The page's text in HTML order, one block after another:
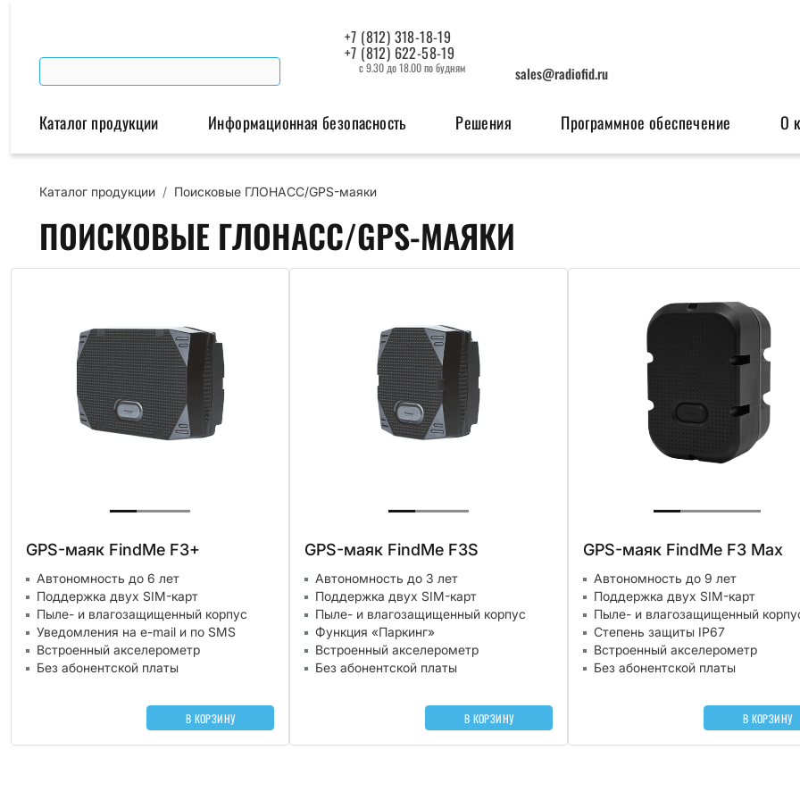
+7 (812) 318-18-19
+7 (812) 622-58-19
с 9.30 до 18.00 по будням sales@radiofid.ru
Каталог продукции
Беспроводная связь
Модемы
Роутеры
Промышленная автоматизация
Преобразователи интерфейсов Поисковые ГЛОНАСС/GPS-маяки
Информационная безопасность Решения Программное обеспечение О
Каталог продукции / Поисковые ГЛОНАСС/GPS-маяки
ПОИСКОВЫЕ ГЛОНАСС/GPS-МАЯКИ
GPS-маяк FindMe F3+
Автономность до 6 лет
Поддержка двух SIM-карт
Пыле- и влагозащищенный корпус
Уведомления на e-mail и по SMS
Встроенный акселерометр
Без абонентской платы
В КОРЗИНУ
GPS-маяк FindMe F3S
Автономность до 3 лет
Поддержка двух SIM-карт
Пыле- и влагозащищенный корпус
Функция «Паркинг»
Встроенный акселерометр
Без абонентской платы
В КОРЗИНУ
GPS-маяк FindMe F3 Max
Автономность до 9 лет
Поддержка двух SIM-карт
Пыле- и влагозащищенный
Степень защиты IP67
Встроенный акселерометр
Без абонентской платы
В КОРЗИНУ